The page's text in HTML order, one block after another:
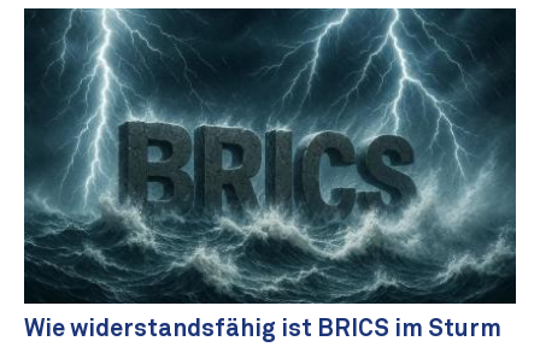
Wie widerstandsfähig ist BRICS im Sturm